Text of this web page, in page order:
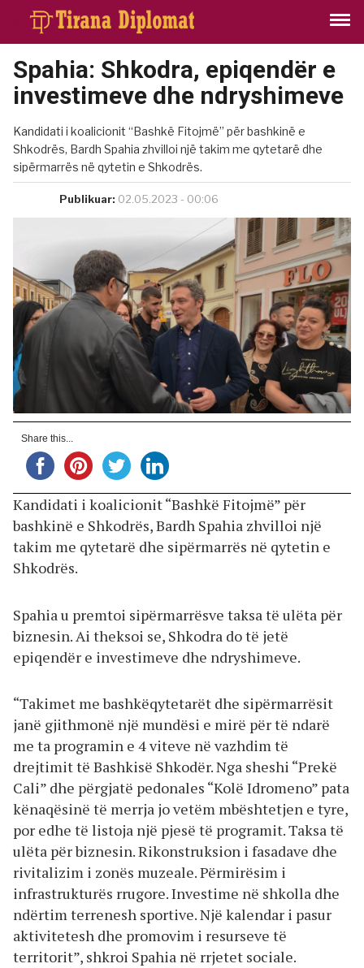
Spahia: Shkodra, epiqendër e
investimeve dhe ndryshimeve
Kandidati i koalicionit “Bashkë Fitojmë” për bashkinë e
Shkodrës, Bardh Spahia zhvilloi një takim me qytetarë dhe
sipërmarrës në qytetin e Shkodrës.
Publikuar: 02.05.2023 - 00:06
Share this...
Kandidati i koalicionit “Bashkë Fitojmë” për
bashkinë e Shkodrës, Bardh Spahia zhvilloi një
takim me qytetarë dhe sipërmarrës në qytetin e
Shkodrës.
Spahia u premtoi sipërmarrësve taksa të ulëta për
biznesin. Ai theksoi se, Shkodra do të jetë
epiqendër e investimeve dhe ndryshimeve.
“Takimet me bashkëqytetarët dhe sipërmarrësit
janë gjithmonë një mundësi e mirë për të ndarë
me ta programin e 4 viteve në vazhdim të
drejtimit të Bashkisë Shkodër. Nga sheshi “Prekë
Cali” dhe përgjatë pedonales “Kolë Idromeno” pata
kënaqësinë të merrja jo vetëm mbështetjen e tyre,
por edhe të listoja një pjesë të programit. Taksa të
ulëta për biznesin. Rikonstruksion i fasadave dhe
rivitalizim i zonës muzeale. Përmirësim i
infrastrukturës rrugore. Investime në shkolla dhe
ndërtim terrenesh sportive. Një kalendar i pasur
aktivitetesh dhe promovim i resurseve të
territorit”, shkroi Spahia në rrjetet sociale.